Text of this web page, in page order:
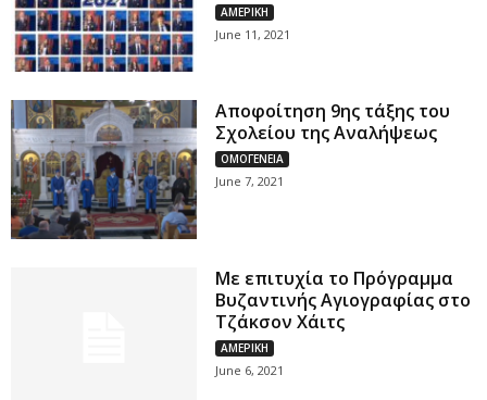
ΑΜΕΡΙΚΗ
June 11, 2021
Aποφοίτηση 9ης τάξης του
Σχολείου της Αναλήψεως
ΟΜΟΓΕΝΕΙΑ
June 7, 2021
Με επιτυχία το Πρόγραμμα
Βυζαντινής Αγιογραφίας στο
Τζάκσον Χάιτς
ΑΜΕΡΙΚΗ
June 6, 2021